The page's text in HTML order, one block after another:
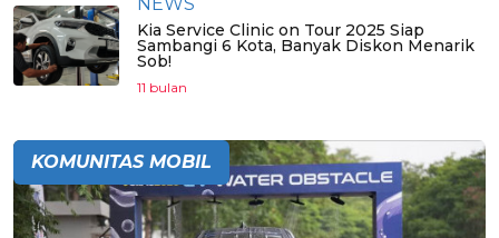
NEWS
Kia Service Clinic on Tour 2025 Siap
Sambangi 6 Kota, Banyak Diskon Menarik
Sob!
11 bulan
KOMUNITAS MOBIL